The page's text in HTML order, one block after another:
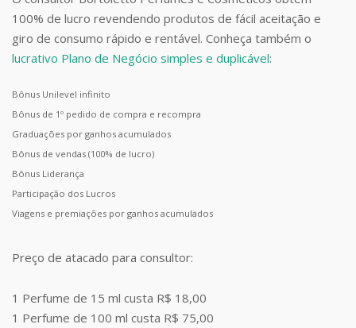
100% de lucro revendendo produtos de fácil aceitação e
giro de consumo rápido e rentável. Conheça também o
lucrativo Plano de Negócio simples e duplicável:
Bônus Unilevel infinito
Bônus de 1º pedido de compra e recompra
Graduações por ganhos acumulados
Bônus de vendas (100% de lucro)
Bônus Liderança
Participação dos Lucros
Viagens e premiações por ganhos acumulados
Preço de atacado para consultor:
1 Perfume de 15 ml custa R$ 18,00
1 Perfume de 100 ml custa R$ 75,00